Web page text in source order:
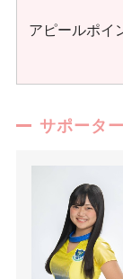
アピールポイ
サポータ